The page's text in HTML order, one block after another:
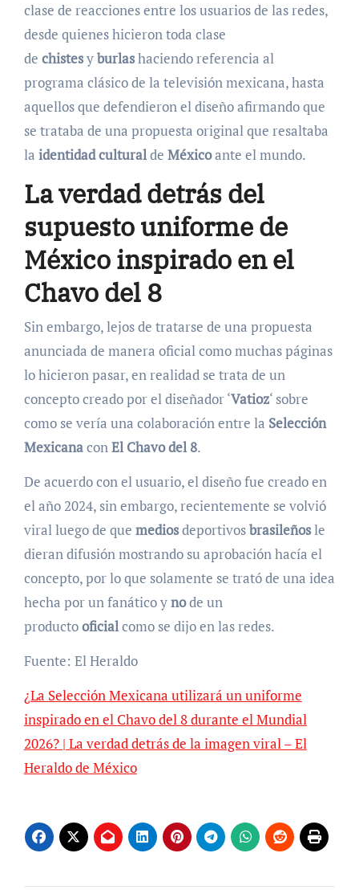
clase de reacciones entre los usuarios de las redes,
desde quienes hicieron toda clase
de chistesyburlashaciendo referencia al
programa clásico de la televisión mexicana, hasta
aquellos que defendieron el diseño afirmando que
se trataba de una propuesta original que resaltaba
la identidad culturalde Méxicoante el mundo.
La verdad detrás del
supuesto uniforme de
México inspirado en el
Chavo del 8
Sin embargo, lejos de tratarse de una propuesta
anunciada de manera oficial como muchas páginas
lo hicieron pasar, en realidad se trata de un
concepto creado por el diseñador ‘Vatioz‘ sobre
como se vería una colaboración entre la Selección
MexicanaconEl Chavo del 8.
De acuerdo con el usuario, el diseño fue creado en
el año 2024, sin embargo, recientemente se volvió
viral luego de que mediosdeportivosbrasileñosle
dieran difusión mostrando su aprobación hacía el
concepto, por lo que solamente se trató de una idea
hecha por un fanático ynode un
productooficialcomo se dijo en las redes.
Fuente: El Heraldo
¿La Selección Mexicana utilizará un uniforme
inspirado en el Chavo del 8 durante el Mundial
2026? | La verdad detrás de la imagen viral – El
Heraldo de México